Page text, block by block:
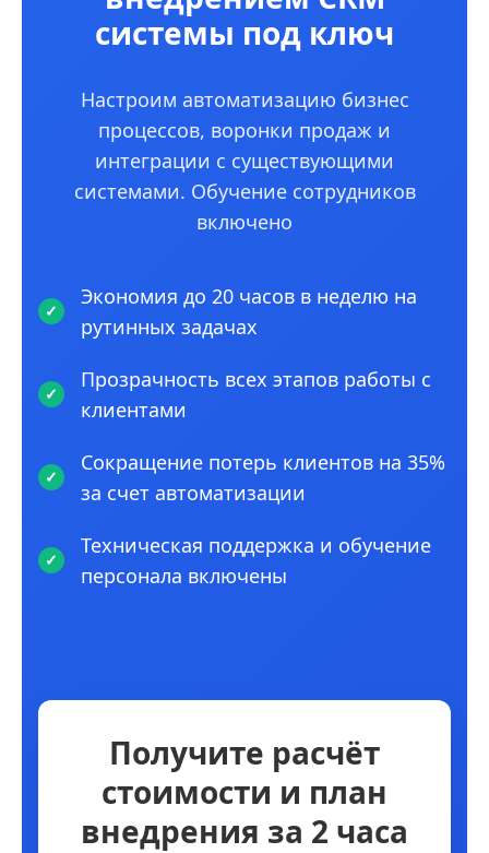
системы под ключ
Настроим автоматизацию бизнес
процессов, воронки продаж и
интеграции с существующими
системами. Обучение сотрудников
включено
Экономия до 20 часов в неделю на
рутинных задачах
Прозрачность всех этапов работы с
клиентами
Сокращение потерь клиентов на 35%
за счет автоматизации
Техническая поддержка и обучение
персонала включены
Получите расчёт
стоимости и план
внедрения за 2 часа